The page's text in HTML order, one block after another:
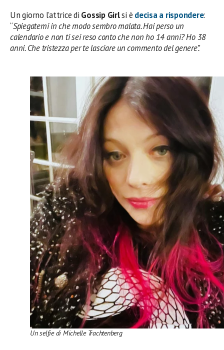
Un giorno l’attrice di Gossip Girlsi è decisa a rispondere:
“Spiegatemi in che modo sembro malata. Hai perso un
calendario e non ti sei reso conto che non ho 14 anni? Ho 38
anni. Che tristezza per te lasciare un commento del genere”.
Un selfie di Michelle Trachtenberg